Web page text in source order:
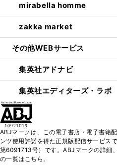
mirabella homme
zakka market
その他WEBサービス
集英社アドナビ
集英社エディターズ・ラボ
ABJマークは、この電子書店・電子書籍
ンツ使用許諾を得た正規版配信サービス
第6091713号）です。ABJマークの詳細
の一覧はこちら。